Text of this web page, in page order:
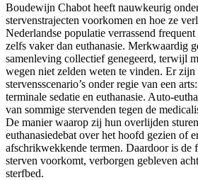
Boudewijn Chabot heeft nauwkeurig
stervenstrajecten voorkomen en hoe ze
Nederlandse populatie verrassend
zelfs vaker dan euthanasie. Merkwaardig
samenleving collectief genegeerd, terwijl
wegen niet zelden weten te vinden. Er
stervensscenario’s onder regie van een
terminale sedatie en euthanasie. Auto-
van sommige stervenden tegen de
De manier waarop zij hun overlijden
euthanasiedebat over het hoofd gezien of
afschrikwekkende termen. Daardoor is de
sterven voorkomt, verborgen gebleven
sterfbed.